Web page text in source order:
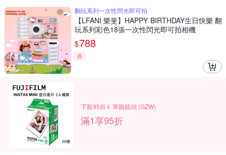
翻玩系列一次性閃光即可拍
【LFANI 樂斐】HAPPY BIRTHDAY生日快樂 翻
玩系列彩色18張一次性閃光即可拍相機
$788
券
下殺95折⇓ 單眼鏡頭 (GZW)
滿1享95折